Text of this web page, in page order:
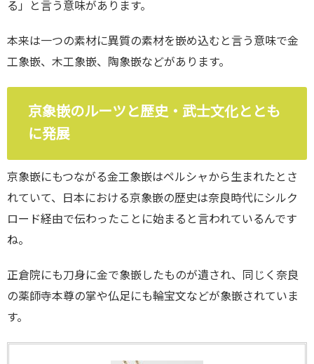
る」と言う意味があります。
本来は一つの素材に異質の素材を嵌め込むと言う意味で金
工象嵌、木工象嵌、陶象嵌などがあります。
京象嵌のルーツと歴史・武士文化ととも
に発展
京象嵌にもつながる金工象嵌はペルシャから生まれたとさ
れていて、日本における京象嵌の歴史は奈良時代にシルク
ロード経由で伝わったことに始まると言われているんです
ね。
正倉院にも刀身に金で象嵌したものが遺され、同じく奈良
の薬師寺本尊の掌や仏足にも輪宝文などが象嵌されていま
す。